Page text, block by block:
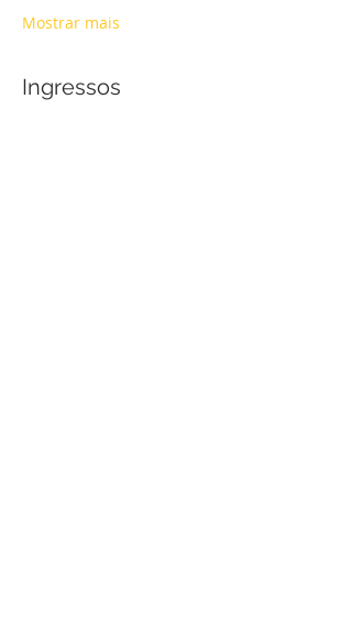
Mostrar mais
Ingressos